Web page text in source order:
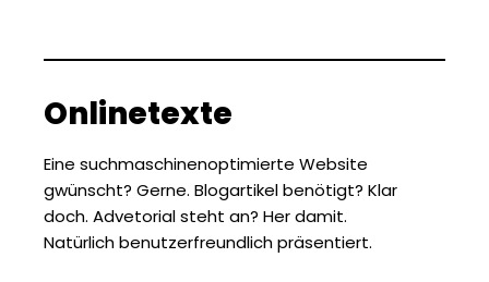
Onlinetexte
Eine suchmaschinenoptimierte Website
gwünscht? Gerne. Blogartikel benötigt? Klar
doch. Advetorial steht an? Her damit.
Natürlichbenutzerfreundlich präsentiert.